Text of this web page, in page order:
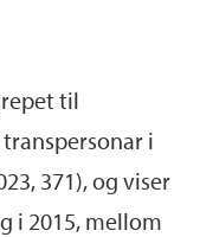
til
i
371), og viser
i 2015, mellom